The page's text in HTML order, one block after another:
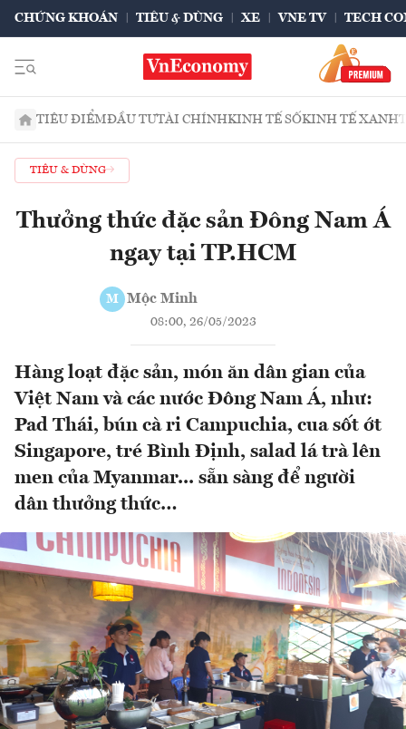
CHỨNG KHOÁN TIÊU & DÙNG XE VNE TV TECH
TIÊU ĐIỂMĐẦU TƯTÀI CHÍNHKINH TẾ SỐKINH TẾ XANH
TIÊU & DÙNG
Thưởng thức đặc sản Đông Nam Á
ngay tại TP.HCM
M Mộc Minh
08:00, 26/05/2023
Hàng loạt đặc sản, món ăn dân gian của
Việt Nam và các nước Đông Nam Á, như:
Pad Thái, bún cà ri Campuchia, cua sốt ớt
Singapore, tré Bình Định, salad lá trà lên
men của Myanmar... sẵn sàng để người
dân thưởng thức…